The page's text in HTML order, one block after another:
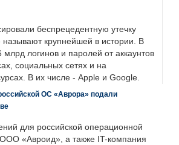
беспрецедентную утечку
крупнейшей в истории. В
млрд логинов и паролей от аккаунтов
социальных сетях и на
В их числе - Apple и Google.
ОС «Аврора» подали
для российской операционной
«Авроид», а также IT-компания